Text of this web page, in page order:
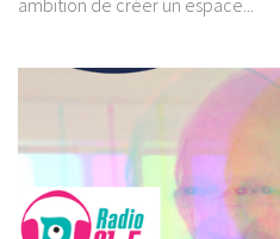
ambition de créer un espace...